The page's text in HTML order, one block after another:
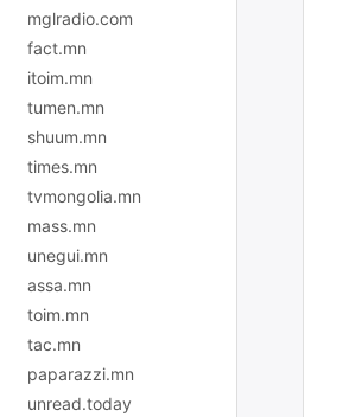
mglradio.com
fact.mn
itoim.mn
tumen.mn
shuum.mn
times.mn
tvmongolia.mn
mass.mn
unegui.mn
assa.mn
toim.mn
tac.mn
paparazzi.mn
unread.today